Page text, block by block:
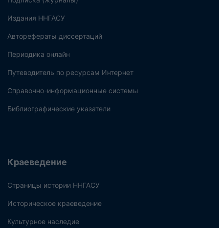
Издания ННГАСУ
Авторефераты диссертаций
Периодика онлайн
Путеводитель по ресурсам Интернет
Справочно-информационные системы
Библиографические указатели
Краеведение
Страницы истории ННГАСУ
Историческое краеведение
Культурное наследие